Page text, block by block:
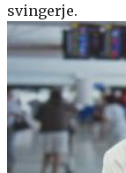
svingerje.